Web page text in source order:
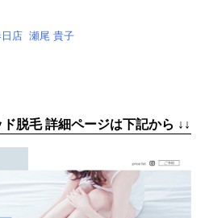
日店 瀬尾 貴子
脱毛 詳細ページは下記から ↓↓